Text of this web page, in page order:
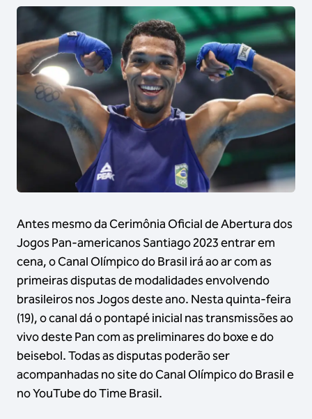
Antes mesmo da Cerimônia Oficial de Abertura dos
Jogos Pan-americanos Santiago 2023 entrar em
cena, o Canal Olímpico do Brasil irá ao ar com as
primeiras disputas de modalidades envolvendo
brasileiros nos Jogos deste ano. Nesta quinta-feira
(19), o canal dá o pontapé inicial nas transmissões ao
vivo deste Pan com as preliminares do boxe e do
beisebol. Todas as disputas poderão ser
acompanhadas no site do Canal Olímpico do Brasil e
no YouTube do Time Brasil.